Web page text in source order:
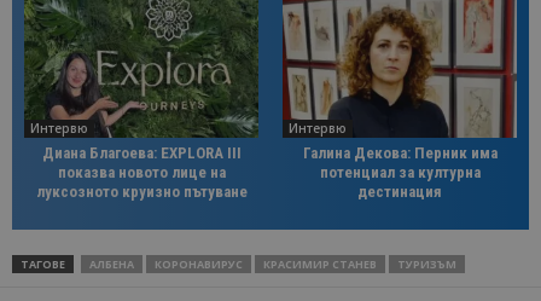
Интервю
Диана Благоева: EXPLORA III
показва новото лице на
луксозното круизно пътуване
Интервю
Галина Декова: Перник има
потенциал за културна
дестинация
ТАГОВЕ АЛБЕНА КОРОНАВИРУС КРАСИМИР СТАНЕВ ТУРИЗЪМ